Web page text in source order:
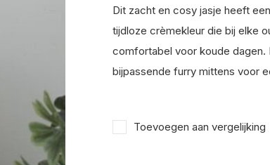
Dit zacht en cosy jasje heeft
tijdloze crèmekleur die bij elke
comfortabel voor koude
bijpassende furry mittens voor
Toevoegen aan vergelijking